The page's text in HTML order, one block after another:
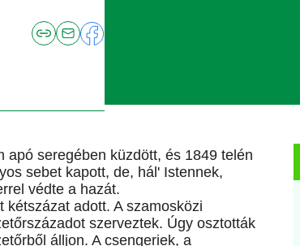
seregében küzdött, és 1849 telén
sebet kapott, de, hál' Istennek,
védte a hazát.
adott. A szamosközi
szerveztek. Úgy osztották
álljon. A csengeriek, a